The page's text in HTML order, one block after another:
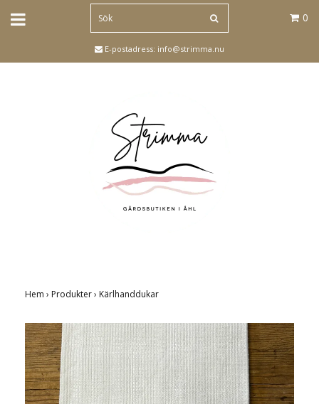
0
E-postadress: info@strimma.nu
Hem › Produkter› Kärlhanddukar